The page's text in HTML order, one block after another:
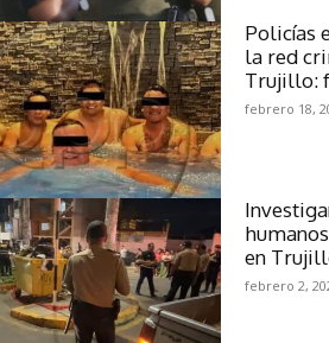
Policías
la red
Trujillo:
febrero 18,
en
febrero 2,